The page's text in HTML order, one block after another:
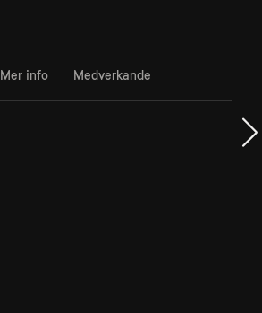
Mer info Medverkande